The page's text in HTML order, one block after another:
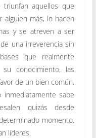
aquellos que
alguien más, lo hacen
y se atreven a ser
una irreverencia sin
que realmente
conocimiento, las
de un bien común,
sabe
quizás desde
momento,
líderes.